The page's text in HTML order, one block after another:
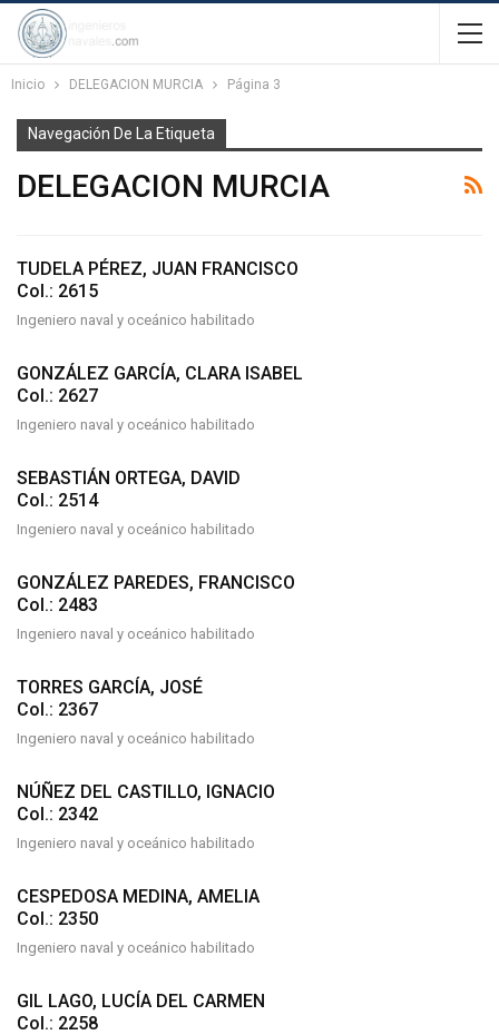
Inicio DELEGACION MURCIA Página 3
Navegación De La Etiqueta
DELEGACION MURCIA
TUDELA PÉREZ, JUAN FRANCISCO
Col.: 2615
Ingeniero naval y oceánico habilitado
GONZÁLEZ GARCÍA, CLARA ISABEL
Col.: 2627
Ingeniero naval y oceánico habilitado
SEBASTIÁN ORTEGA, DAVID
Col.: 2514
Ingeniero naval y oceánico habilitado
GONZÁLEZ PAREDES, FRANCISCO
Col.: 2483
Ingeniero naval y oceánico habilitado
TORRES GARCÍA, JOSÉ
Col.: 2367
Ingeniero naval y oceánico habilitado
NÚÑEZ DEL CASTILLO, IGNACIO
Col.: 2342
Ingeniero naval y oceánico habilitado
CESPEDOSA MEDINA, AMELIA
Col.: 2350
Ingeniero naval y oceánico habilitado
GIL LAGO, LUCÍA DEL CARMEN
Col.: 2258